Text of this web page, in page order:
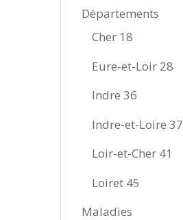
Départements
Cher 18
Eure-et-Loir 28
Indre 36
Indre-et-Loire 37
Loir-et-Cher 41
Loiret 45
Maladies